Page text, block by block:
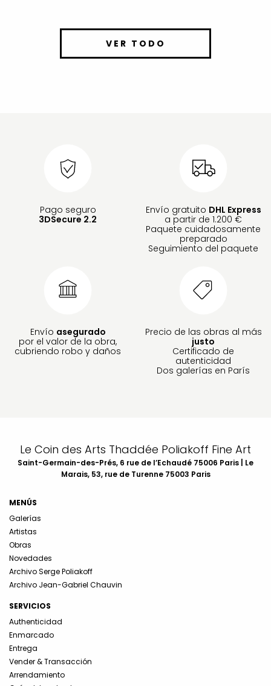
VER TODO
Pago seguro
3DSecure 2.2
Envío gratuito DHL Express
a partir de 1.200 €
Paquete cuidadosamente
preparado
Seguimiento del paquete
Envío asegurado
por el valor de la obra,
cubriendo robo y daños
Precio de las obras al más
justo
Certificado de
autenticidad
Dos galerías en París
Le Coin des Arts Thaddée Poliakoff Fine Art
Saint-Germain-des-Prés, 6 rue de l’Echaudé 75006 Paris | Le
Marais, 53, rue de Turenne 75003 Paris
MENÚS
Galerías
Artistas
Obras
Novedades
Archivo Serge Poliakoff
Archivo Jean-Gabriel Chauvin
SERVICIOS
Authenticidad
Enmarcado
Entrega
Vender & Transacción
Arrendamiento